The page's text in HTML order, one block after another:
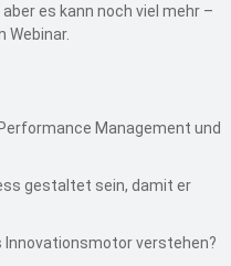
es kann noch viel mehr –
Webinar.
Management und
gestaltet sein, damit er
Innovationsmotor verstehen?